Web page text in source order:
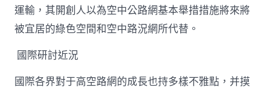
運輸，其開創人以為空中公路網基本舉措措施將來將
被宜居的綠色空間和空中路況網所代替。
國際研討近況
國際各界對于高空路網的成長也持多樣不雅點，并摸